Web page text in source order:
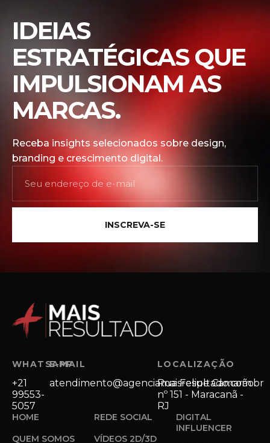
IDEIAS
ESTRATÉGICAS QUE
IMPULSIONAM AS
MARCAS.
Receba insights selecionados sobre design,
branding e crescimento digital.
INSCREVA-SE
WHATSAPP
+21
99553-
5057
E-MAIL
atendimento@agenciamaisresultado.com.br
LOCALIZAÇÃO
Rua Felipe Camarão
nº 151 - Maracanã -
RJ
HOME
QUEM SOMOS
REDE SOCIAL
VÍDEOS 2D/3D
DIGITAL
INFLUENCER